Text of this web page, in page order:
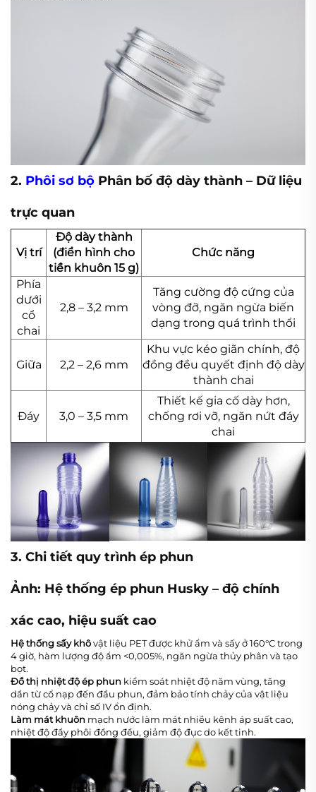
2. Phôi sơ bộ Phân bố độ dày thành – Dữ liệu
trực quan
Vị trí
Độ dày thành
(điển hình cho
tiền khuôn 15 g)
Chức năng
Phía
dưới
cổ
chai
2,8 – 3,2 mm
Tăng cường độ cứng của
vòng đỡ, ngăn ngừa biến
dạng trong quá trình thổi
Giữa 2,2 – 2,6 mm
Khu vực kéo giãn chính, độ
đồng đều quyết định độ dày
thành chai
Đáy 3,0 – 3,5 mm
Thiết kế gia cố dày hơn,
chống rơi vỡ, ngăn nứt đáy
chai
3. Chi tiết quy trình ép phun
Ảnh: Hệ thống ép phun Husky – độ chính
xác cao, hiệu suất cao
Hệ thống sấy khôvật liệu PET được khử ẩm và sấy ở 160°C trong
4 giờ, hàm lượng độ ẩm <0,005%, ngăn ngừa thủy phân và tạo
bọt.
Đồ thị nhiệt độ ép phun kiểm soát nhiệt độ năm vùng, tăng
dần từ cổ nạp đến đầu phun, đảm bảo tính chảy của vật liệu
nóng chảy và chỉ số IV ổn định.
Làm mát khuôn mạch nước làm mát nhiều kênh áp suất cao,
nhiệt độ đẩy phôi đồng đều, giảm độ đục do kết tinh.